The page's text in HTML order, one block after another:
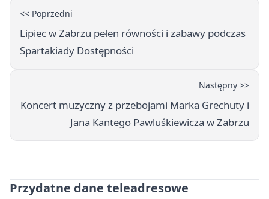
<< Poprzedni
Lipiec w Zabrzu pełen równości i zabawy podczas
Spartakiady Dostępności
Następny >>
Koncert muzyczny z przebojami Marka Grechuty i
Jana Kantego Pawluśkiewicza w Zabrzu
Przydatne dane teleadresowe